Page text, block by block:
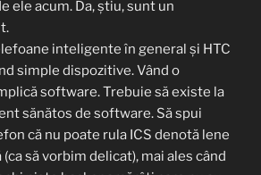
ele acum. Da, știu, sunt un
inteligente în general și HTC
simple dispozitive. Vând o
software. Trebuie să existe la
sănătos de software. Să spui
că nu poate rula ICS denotă lene
să vorbim delicat), mai ales când